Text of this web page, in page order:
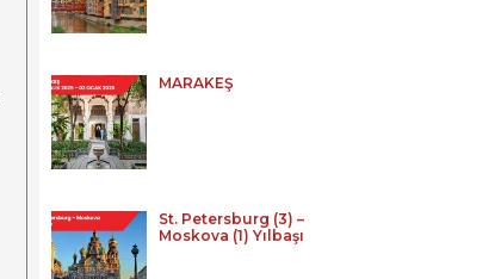
MARAKEŞ
St. Petersburg (3) –
Moskova (1) Yılbaşı